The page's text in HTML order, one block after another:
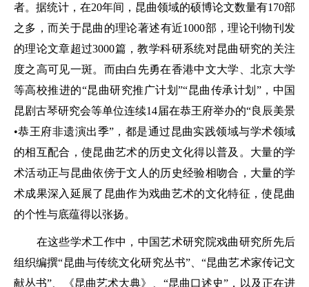
者。据统计，在20年间，昆曲领域的硕博论文数量有170部
之多，而关于昆曲的理论著述有近1000部，理论刊物刊发
的理论文章超过3000篇，教学科研系统对昆曲研究的关注
度之高可见一斑。而由白先勇在香港中文大学、北京大学
等高校推进的“昆曲研究推广计划”“昆曲传承计划”，中国
昆剧古琴研究会等单位连续14届在恭王府举办的“良辰美景
•恭王府非遗演出季”，都是通过昆曲实践领域与学术领域
的相互配合，使昆曲艺术的历史文化得以普及。大量的学
术活动正与昆曲依傍于文人的历史经验相吻合，大量的学
术成果深入延展了昆曲作为戏曲艺术的文化特征，使昆曲
的个性与底蕴得以张扬。
在这些学术工作中，中国艺术研究院戏曲研究所先后
组织编撰“昆曲与传统文化研究丛书”、“昆曲艺术家传记文
献丛书”、《昆曲艺术大典》、“昆曲口述史”，以及正在进